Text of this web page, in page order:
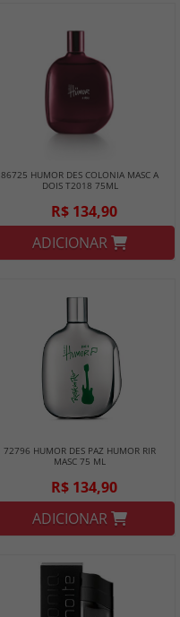
86725 HUMOR DES COLONIA MASC A
DOIS T2018 75ML
R$ 134,90
ADICIONAR
72796 HUMOR DES PAZ HUMOR RIR
MASC 75 ML
R$ 134,90
ADICIONAR